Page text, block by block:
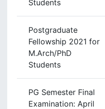
Students
Postgraduate
Fellowship 2021 for
M.Arch/PhD
Students
PG Semester Final
Examination: April